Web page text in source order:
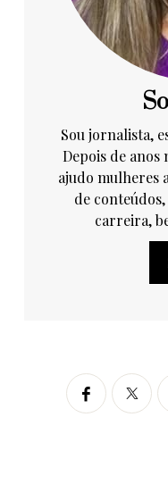
Sou jornalista,
Depois de anos
ajudo mulheres
de
carreira,